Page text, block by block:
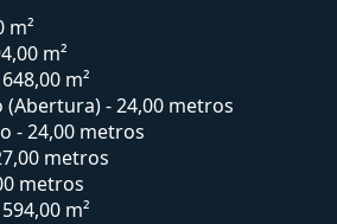
m²
m²
m²
(Abertura) - 24,00 metros
- 24,00 metros
metros
metros
m²